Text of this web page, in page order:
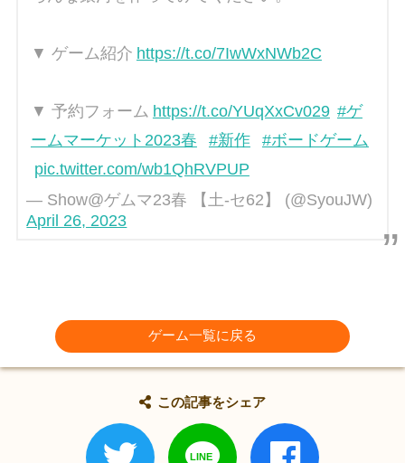
▼ ゲーム紹介 https://t.co/7IwWxNWb2C
▼ 予約フォーム https://t.co/YUqXxCv029 #ゲ
ームマーケット2023春
#新作
#ボードゲーム
pic.twitter.com/wb1QhRVPUP
— Show@ゲムマ23春 【土-セ62】 (@SyouJW)
April 26, 2023
ゲーム一覧に戻る
この記事をシェア